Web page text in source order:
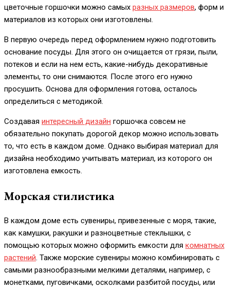
цветочные горшочки можно самых разных размеров, форм и
материалов из которых они изготовлены.
В первую очередь перед оформлением нужно подготовить
основание посуды. Для этого он очищается от грязи, пыли,
потеков и если на нем есть, какие-нибудь декоративные
элементы, то они снимаются. После этого его нужно
просушить. Основа для оформления готова, осталось
определиться с методикой.
Создавая интересный дизайн горшочка совсем не
обязательно покупать дорогой декор можно использовать
то, что есть в каждом доме. Однако выбирая материал для
дизайна необходимо учитывать материал, из которого он
изготовлена емкость.
Морская стилистика
В каждом доме есть сувениры, привезенные с моря, такие,
как камушки, ракушки и разноцветные стеклышки, с
помощью которых можно оформить емкости для комнатных
растений. Также морские сувениры можно комбинировать с
самыми разнообразными мелкими деталями, например, с
монетками, пуговичками, осколками разбитой посуды, или